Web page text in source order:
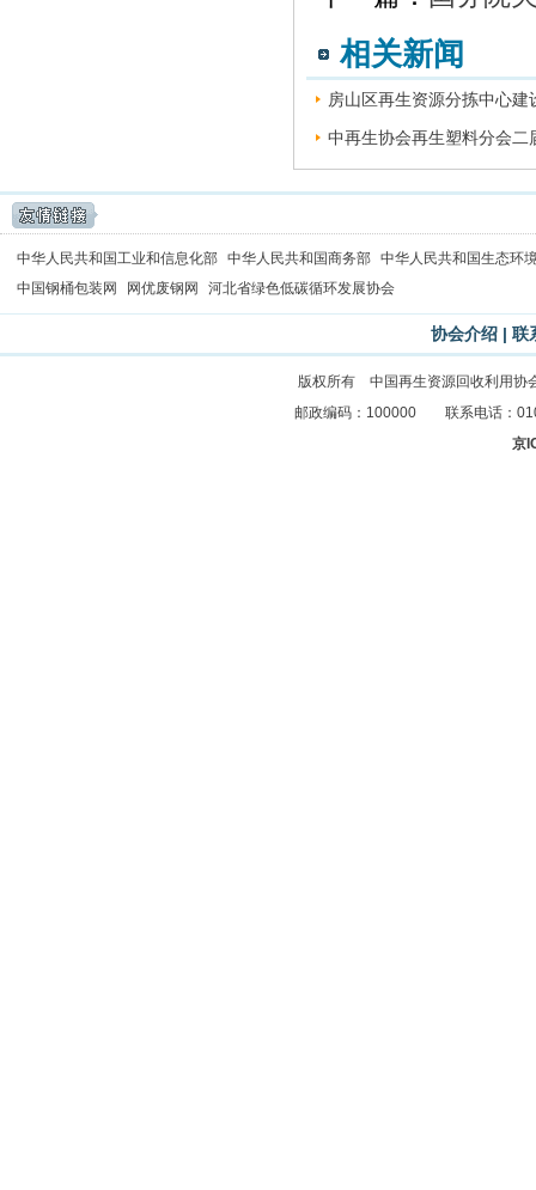
相关新闻
房山区再生资源分拣中心建
中再生协会再生塑料分会二
中华人民共和国工业和信息化部 中华人民共和国商务部 中华人民共和国生态环
中国钢桶包装网
网优废钢网 河北省绿色低碳循环发展协会
协会介绍 | 联
版权所有 中国再生资源回收利用
邮政编码：100000 联系电话：
京